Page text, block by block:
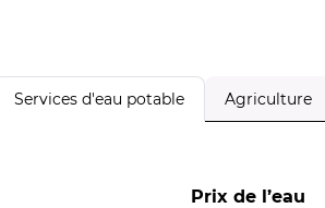
Services d'eau potable Agriculture
Prix de l’eau